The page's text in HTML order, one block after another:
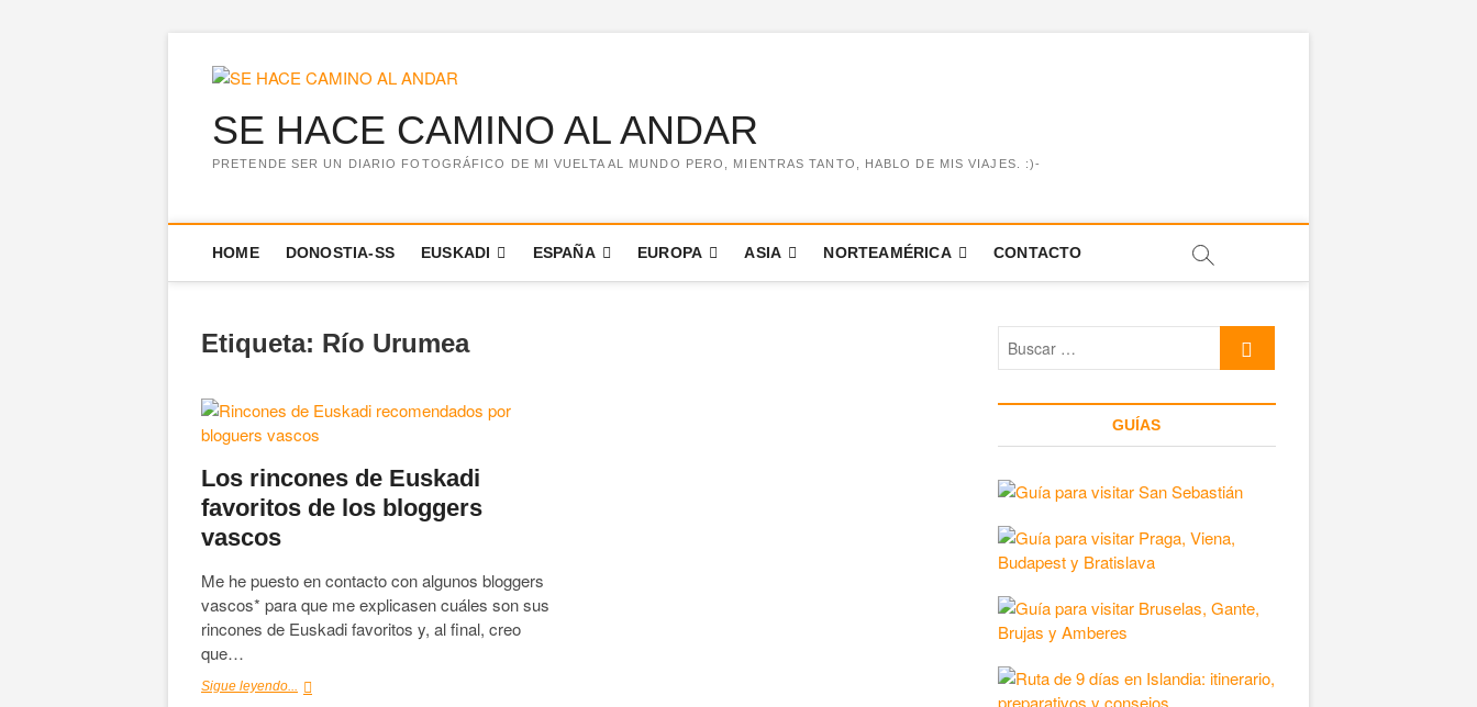
contenido
SE HACE CAMINO AL ANDAR
PRETENDE SER UN DIARIO FOTOGRÁFICO DE MI VUELTA AL MUNDO PERO, MIENTRAS TANTO, HABLO DE MIS VIAJES. :)-
HOME DONOSTIA-SS EUSKADI ESPAÑA EUROPA ASIA NORTEAMÉRICA CONTACTO
Etiqueta: Río Urumea
Los rincones de Euskadi
favoritos de los bloggers
vascos
Me he puesto en contacto con algunos bloggers
vascos* para que me explicasen cuáles son sus
rincones de Euskadi favoritos y, al final, creo
que…
Sigue leyendo... Los
GUÍAS